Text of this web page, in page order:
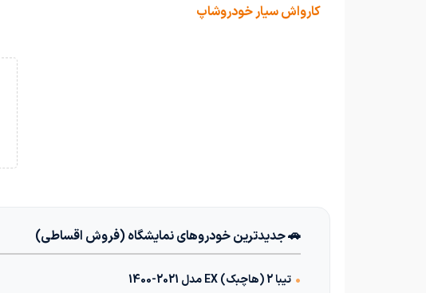
کارواش سیار خودروشاپ
🚗 جدیدترین خودروهای نمایشگاه (فروش اقساطی)
• تیبا 2 (هاچبک) EX مدل 2021-1400